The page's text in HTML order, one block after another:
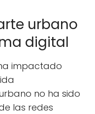
urbano
digital
impactado
no ha sido
las redes